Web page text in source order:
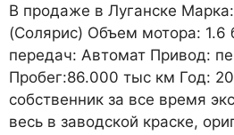
B продаже в Луганске
(Солярис) Объем мотора: 1.6
передач: Автомат Привод:
Пробег:86.000 тыс км Год:
собственник за все время
весь в заводской краске,